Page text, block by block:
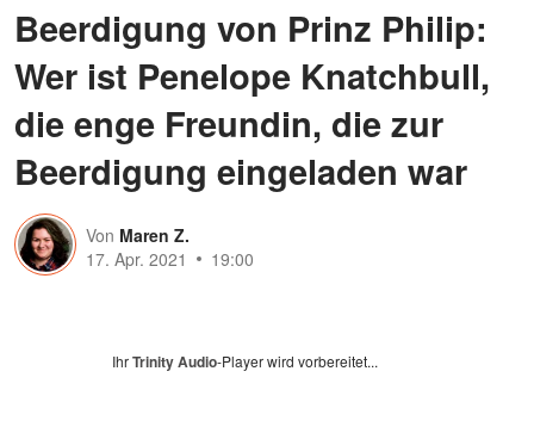
Beerdigung von Prinz Philip:
Wer ist Penelope Knatchbull,
die enge Freundin, die zur
Beerdigung eingeladen war
Von Maren Z.
17. Apr. 2021
19:00
IhrTrinity Audio-Player wird vorbereitet...